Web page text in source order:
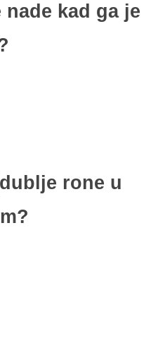
kad ga je
rone u